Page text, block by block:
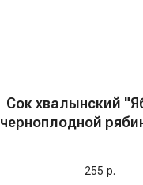
Сок хвалынский
черноплодной
255 р.